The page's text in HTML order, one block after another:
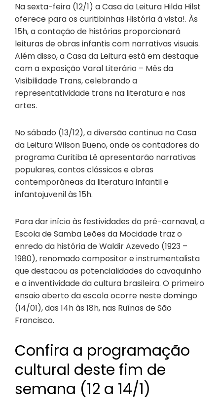
Na sexta-feira (12/1) a Casa da Leitura Hilda Hilst
oferece para os curitibinhas História à vista!. Às
15h, a contação de histórias proporcionará
leituras de obras infantis com narrativas visuais.
Além disso, a Casa da Leitura está em destaque
com a exposição Varal Literário – Mês da
Visibilidade Trans, celebrando a
representatividade trans na literatura e nas
artes.
No sábado (13/12), a diversão continua na Casa
da Leitura Wilson Bueno, onde os contadores do
programa Curitiba Lê apresentarão narrativas
populares, contos clássicos e obras
contemporâneas da literatura infantil e
infantojuvenil às 15h.
Para dar início às festividades do pré-carnaval, a
Escola de Samba Leões da Mocidade traz o
enredo da história de Waldir Azevedo (1923 –
1980), renomado compositor e instrumentalista
que destacou as potencialidades do cavaquinho
e a inventividade da cultura brasileira. O primeiro
ensaio aberto da escola ocorre neste domingo
(14/01), das 14h às 18h, nas Ruínas de São
Francisco.
Confira a programação
cultural deste fim de
semana (12 a 14/1)